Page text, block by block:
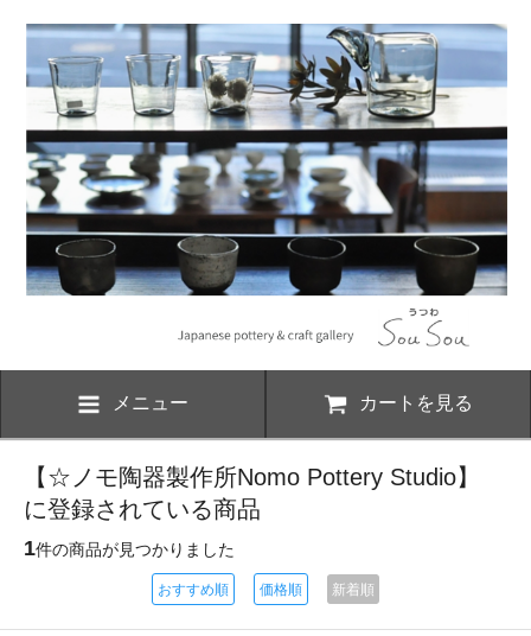
メニュー カートを見る
【☆ノモ陶器製作所Nomo Pottery Studio】
に登録されている商品
1件の商品が見つかりました
おすすめ順 価格順 新着順